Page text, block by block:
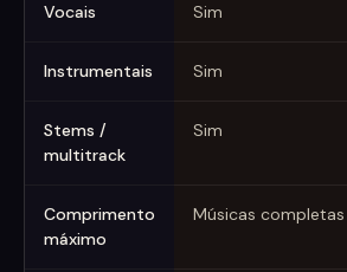
Vocais Sim
Instrumentais Sim
Stems /
multitrack
Sim
Comprimento
máximo
Músicas completas